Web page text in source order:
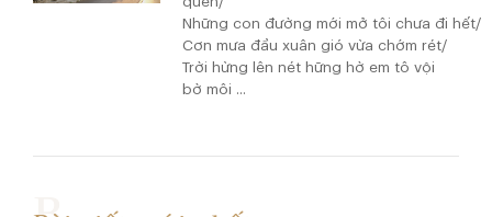
Những con đường mới mở tôi chưa đi hết/
Cơn mưa đầu xuân gió vừa chớm rét/
Trời hừng lên nét hững hờ em tô vội
bờ môi ...